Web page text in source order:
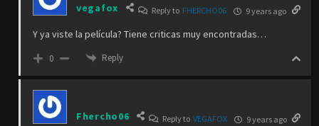
vegafox Reply to FHERCHO06 9 years ago
Y ya viste la película? Tiene criticas muy encontradas…
0 Reply
Fhercho06 Reply toVEGAFOX 9 years ago